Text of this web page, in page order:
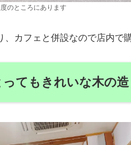
のところにあります
、カフェと併設なので店内で
ってもきれいな木の